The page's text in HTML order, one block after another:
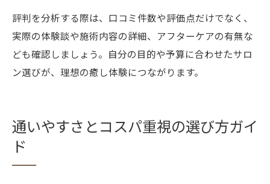
評判を分析する際は、口コミ件数や評価点だけでなく、
実際の体験談や施術内容の詳細、アフターケアの有無な
ども確認しましょう。自分の目的や予算に合わせたサロ
ン選びが、理想の癒し体験につながります。
通いやすさとコスパ重視の選び方ガイ
ド